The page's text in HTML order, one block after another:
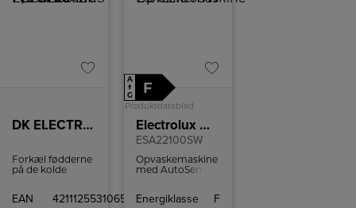
DK ELECTRONICS A/S BEURER FW 20 – FODVARMER
Forkæl fødderne
på de kolde
fodvarmer. Det
EAN
4211125531065
A
↑
G
F
Produktdatablad
Electrolux Opvaskemaskine
ESA22100SW
Opvaskemaskine
med AutoSense,
Spray Arm.
Energiklasse
F